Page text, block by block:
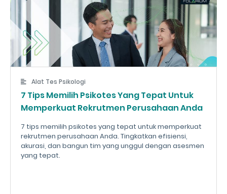
Alat Tes Psikologi
7 Tips Memilih Psikotes Yang Tepat Untuk
Memperkuat Rekrutmen Perusahaan Anda
7 tips memilih psikotes yang tepat untuk memperkuat
rekrutmen perusahaan Anda. Tingkatkan efisiensi,
akurasi, dan bangun tim yang unggul dengan asesmen
yang tepat.